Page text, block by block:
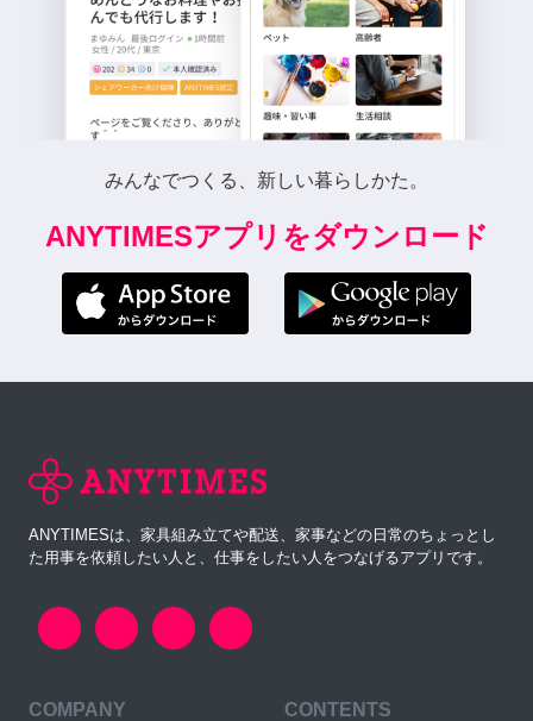
みんなでつくる、新しい暮らしかた。
ANYTIMESアプリをダウンロード
ANYTIMESは、家具組み立てや配送、家事などの日常のちょっとし
た用事を依頼したい人と、仕事をしたい人をつなげるアプリです。
COMPANY CONTENTS